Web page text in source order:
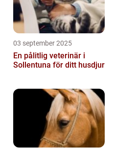
03 september 2025
En pålitlig veterinär i
Sollentuna för ditt husdjur